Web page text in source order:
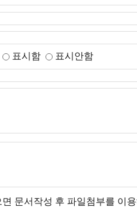
표시함
표시안함
문서작성 후 파일첨부를 이